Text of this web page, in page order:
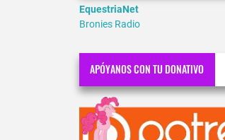
EquestriaNet
Bronies Radio
APÓYANOS CON TU DONATIVO